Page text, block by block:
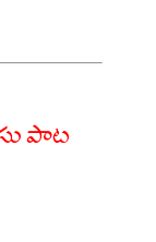
పాట